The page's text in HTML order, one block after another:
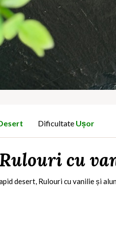
Dificultate Ușor
Rulouri cu
desert, Rulouri cu vanilie și